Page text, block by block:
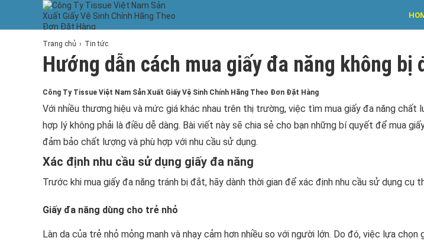
Trang chủ Tin tức
Hướng dẫn cách mua giấy đa năng không bị
Công Ty Tissue Việt Nam Sản Xuất Giấy Vệ Sinh Chính Hãng Theo Đơn Đặt Hàng
Với nhiều thương hiệu và mức giá khác nhau trên thị trường, việc tìm mua giấy đa năng chất
hợp lý không phải là điều dễ dàng. Bài viết này sẽ chia sẻ cho bạn những bí quyết để mua
đảm bảo chất lượng và phù hợp với nhu cầu sử dụng.
Xác định nhu cầu sử dụng giấy đa năng
Trước khi mua giấy đa năng tránh bị đắt, hãy dành thời gian để xác định nhu cầu sử dụng cụ
Giấy đa năng dùng cho trẻ nhỏ
Làn da của trẻ nhỏ mỏng manh và nhạy cảm hơn nhiều so với người lớn. Do đó, việc lựa chọn